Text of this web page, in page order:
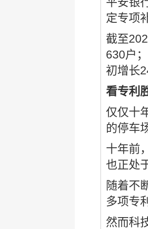
定专项
截至
630户
初增长
看专利
仅仅十
的停车
十年前
也正处
随着不
多项专
然而科